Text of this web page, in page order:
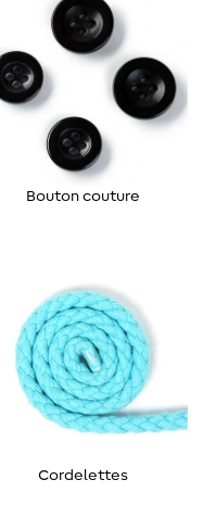
Bouton couture
Cordelettes